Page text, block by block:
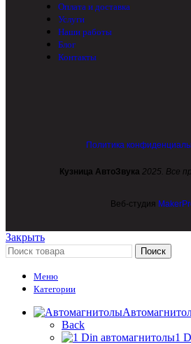
Оплата и доставка
Услуги
Наши работы
Блог
Контакты
Политика
Кузница АвтоЗвука 2025. Все
Веб-студия
Закрыть
Поиск
Меню
Категории
Back
1